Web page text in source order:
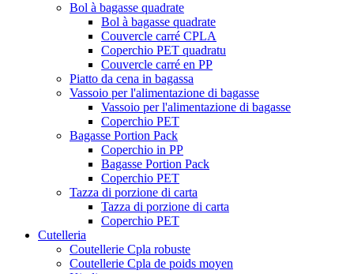
Bol à bagasse quadrate
Bol à bagasse quadrate
Couvercle carré CPLA
Coperchio PET quadratu
Couvercle carré en PP
Piatto da cena in bagassa
Vassoio per l'alimentazione di bagasse
Vassoio per l'alimentazione di bagasse
Coperchio PET
Bagasse Portion Pack
Coperchio in PP
Bagasse Portion Pack
Coperchio PET
Tazza di porzione di carta
Tazza di porzione di carta
Coperchio PET
Cutelleria
Coutellerie Cpla robuste
Coutellerie Cpla de poids moyen